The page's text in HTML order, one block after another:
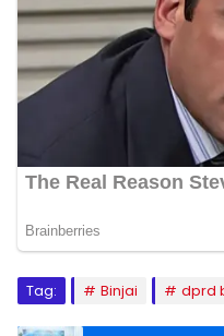
Tag: Binjai dprd